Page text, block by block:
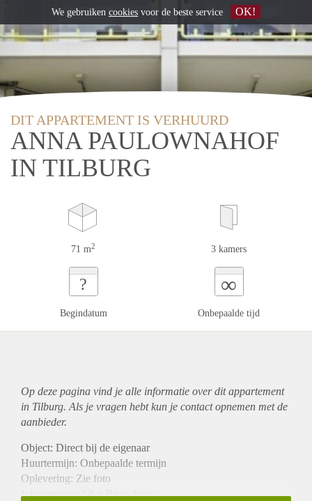
DIT APPARTEMENT IS VERHUURD
ANNA PAULOWNAHOF
IN TILBURG
71 m2 3 kamers
?
Begindatum
∞
Onbepaalde tijd
Op deze pagina vind je alle informatie over ditappartement
in Tilburg. Als je vragen hebt kun je contact opnemen met de
aanbieder.
Object: Direct bij de eigenaar
Huurtermijn: Onbepaalde termijn
Oplevering: Zie foto
Inkomen eis: 2,8 x Bruto huur
We gebruiken cookies voor de beste service OK!